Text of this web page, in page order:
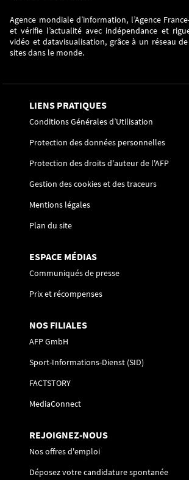
Agence mondiale d’information, l’Agence
et vérifie l’actualité avec indépendance et
vidéo et datavisualisation, grâce à un réseau
sites dans le monde.
LIENS PRATIQUES
Conditions Générales d’Utilisation
Protection des données personnelles
Protection des droits d'auteur de l'AFP
Gestion des cookies et des traceurs
Mentions légales
Plan du site
ESPACE MÉDIAS
Communiqués de presse
Prix et récompenses
NOS FILIALES
AFP GmbH
Sport-Informations-Dienst (SID)
FACTSTORY
MediaConnect
REJOIGNEZ-NOUS
Nos offres d'emploi
Déposez votre candidature spontanée